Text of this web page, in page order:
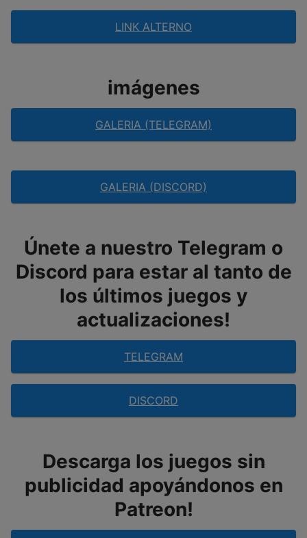
LINK ALTERNO
imágenes
GALERIA (TELEGRAM)
GALERIA (DISCORD)
Únete a nuestro Telegram o
Discord para estar al tanto de
los últimos juegos y
actualizaciones!
TELEGRAM
DISCORD
Descarga los juegos sin
publicidad apoyándonos en
Patreon!